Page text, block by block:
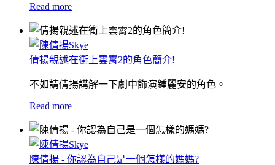
Read more
倩揚親述在衝上雲霄2的角色簡介!
不如請倩揚講解一下劇中飾演鍾麗安的角色。
Read more
陳倩揚 - 你認為自己是一個怎樣的媽媽?